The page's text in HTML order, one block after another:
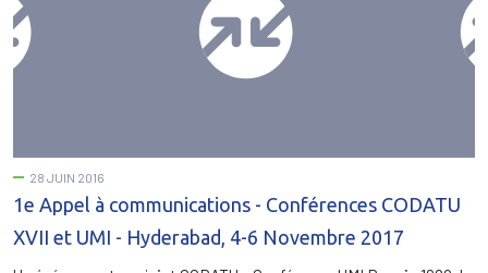
28 JUIN 2016
1e Appel à communications - Conférences CODATU
XVII et UMI - Hyderabad, 4-6 Novembre 2017